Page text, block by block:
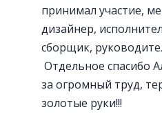
принимал участие,
дизайнер,
сборщик,
Отдельное спасибо
за огромный труд,
золотые руки!!!